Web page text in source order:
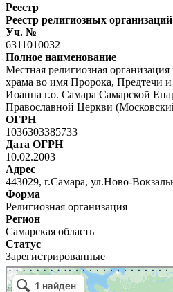
Реестр
Реестр религиозных организаций
Уч. №
6311010032
Полное наименование
Местная религиозная
храма во имя Пророка, Предтечи и
Иоанна г.о. Самара Самарской
Православной Церкви
ОГРН
1036303385733
Дата ОГРН
10.02.2003
Адрес
443029, г.Самара, ул.Ново-
Форма
Религиозная организация
Регион
Самарская область
Статус
Зарегистрированные